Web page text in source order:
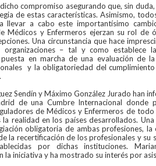
compromiso asegurando que, sin
de estas características. Asimismo,
llevar a cabo este importantísimo
Médicos y Enfermeros ejerzan su rol de
Una circunstancia que hace
organizaciones – tal y como establece
en marcha de una evaluación de
y la obligatoriedad del
Sendín y Máximo González Jurado han
de una Cumbre Internacional donde
de Médicos y Enfermeros de
la realidad en los países desarrollados.
obligatoria de ambas profesiones, la
la recertificación de los profesionales y su
por dichas instituciones.
la iniciativa y ha mostrado su interés por